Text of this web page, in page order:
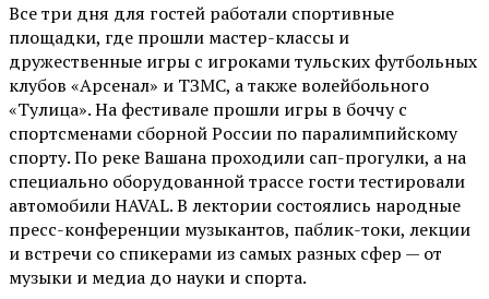
Все три дня для гостей работали спортивные
площадки, где прошли мастер-классы и
дружественные игры с игроками тульских футбольных
клубов «Арсенал» и ТЗМС, а также волейбольного
«Тулица». На фестивале прошли игры в боччу с
спортсменами сборной России по паралимпийскому
спорту. По реке Вашана проходили сап-прогулки, а на
специально оборудованной трассе гости тестировали
автомобили HAVAL. В лектории состоялись народные
пресс-конференции музыкантов, паблик-токи, лекции
и встречи со спикерами из самых разных сфер — от
музыки и медиа до науки и спорта.